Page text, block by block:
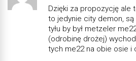
Dzięki za propozycję ale
to jedynie city demon,
tyłu by był metzeler
(odrobinę drożej)
tych me22 na obie osie i